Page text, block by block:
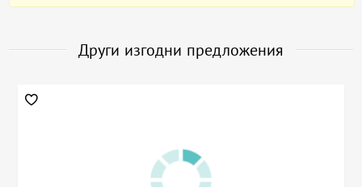
Други изгодни предложения